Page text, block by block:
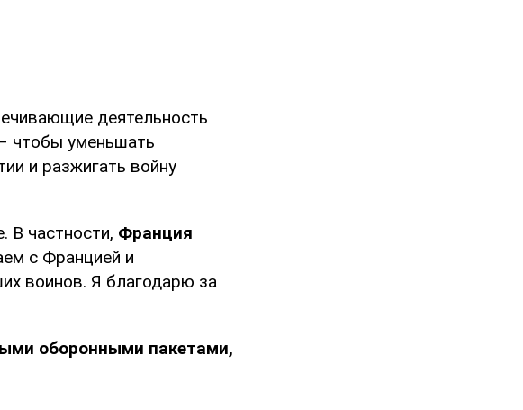
деятельность
чтобы уменьшать
и разжигать войну
В частности, Франция
с Францией и
воинов. Я благодарю за
оборонными пакетами,